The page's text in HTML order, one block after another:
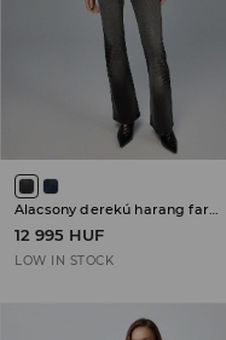
12 995 HUF
LOW IN STOCK